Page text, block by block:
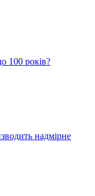
100 років?
надмірне